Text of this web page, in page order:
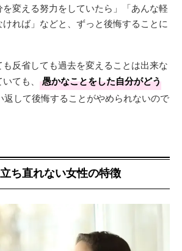
変える努力をしていたら」「あんな軽
れば」などと、ずっと後悔することに
も反省しても過去を変えることは出来な
ても、
愚かなことをした自分がどう
返して後悔することがやめられないので
ち直れない女性の特徴